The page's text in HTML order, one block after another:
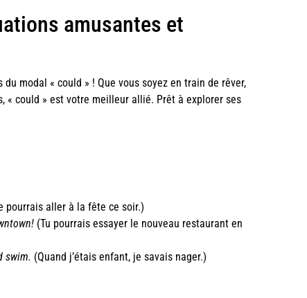
amusantes et
modal « could » ! Que vous soyez en train de rêver,
« could » est votre meilleur allié. Prêt à explorer ses
pourrais aller à la fête ce soir.)
(Tu pourrais essayer le nouveau restaurant en
swim. (Quand j’étais enfant, je savais nager.)